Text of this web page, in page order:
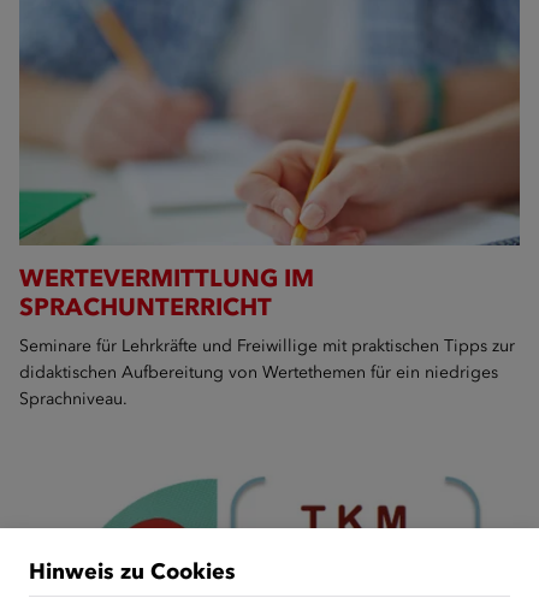
WERTEVERMITTLUNG IM
SPRACHUNTERRICHT
Seminare für Lehrkräfte und Freiwillige mit praktischen Tipps zur
didaktischen Aufbereitung von Wertethemen für ein niedriges
Sprachniveau.
Hinweis zu Cookies